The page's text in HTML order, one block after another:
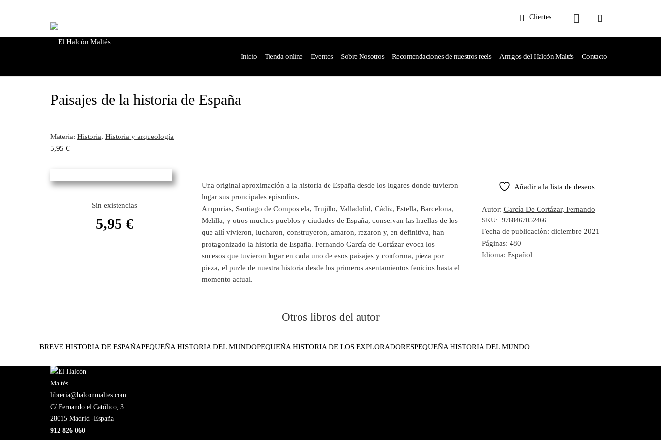
Clientes
Inicio Tienda online Eventos Sobre Nosotros Recomendaciones de nuestros reels Amigos del Halcón Maltés Contacto
Paisajes de la historia de España
Materia: Historia, Historia y arqueología
5,95 €
Sin existencias
5,95€
Una original aproximación a la historia de España desde los lugares donde tuvieron
lugar sus proncipales episodios.
Ampurias, Santiago de Compostela, Trujillo, Valladolid, Cádiz, Estella, Barcelona,
Melilla, y otros muchos pueblos y ciudades de España, conservan las huellas de los
que allí vivieron, lucharon, construyeron, amaron, rezaron y, en definitiva, han
protagonizado la historia de España. Fernando García de Cortázar evoca los
sucesos que tuvieron lugar en cada uno de esos paisajes y conforma, pieza por
pieza, el puzle de nuestra historia desde los primeros asentamientos fenicios hasta el
momento actual.
Añadir a la lista de deseos
Autor: García De Cortázar, Fernando
SKU: 9788467052466
Fecha de publicación: diciembre 2021
Páginas: 480
Idioma: Español
Otros libros del autor
BREVE HISTORIA DE ESPAÑAPEQUEÑA HISTORIA DEL MUNDOPEQUEÑA HISTORIA DE LOS EXPLORADORESPEQUEÑA HISTORIA DEL MUNDO
libreria@halconmaltes.com
C/ Fernando el Católico, 3
28015 Madrid -España
912 826 060